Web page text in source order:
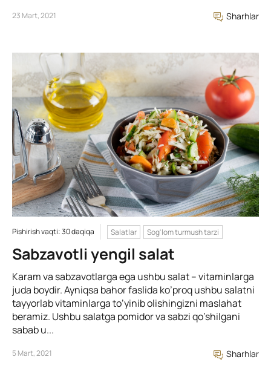
23 Mart, 2021 Sharhlar
Pishirish vaqti: 30 daqiqa Salatlar Sog'lom turmush tarzi
Sabzavotli yengil salat
Karam va sabzavotlarga ega ushbu salat – vitaminlarga
juda boydir. Ayniqsa bahor faslida ko’proq ushbu salatni
tayyorlab vitaminlarga to’yinib olishingizni maslahat
beramiz. Ushbu salatga pomidor va sabzi qo’shilgani
sabab u...
5 Mart, 2021 Sharhlar